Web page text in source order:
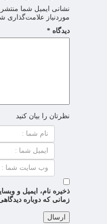
نشانی ایمیل شما
موردنیاز علامت‌گذاری
دیدگاه *
نظرتان را بیان کنید
ذخیره نام، ایمیل و
زمانی که دوباره